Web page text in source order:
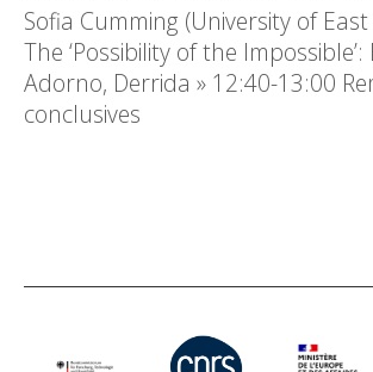
Sofia Cumming (University of East
The ‘Possibility of the
Adorno, Derrida » 12:40-13:00
conclusives